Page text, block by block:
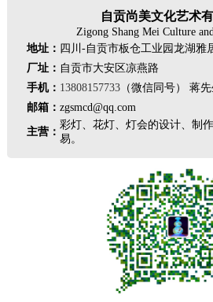
自贡尚美文化艺术
Zigong Shang Mei Culture
地址： 四川-自贡市板仓工业园龙湖雅
厂址： 自贡市大安区凉燕路
手机： 13808157733（微信同号） 蒋先
邮箱： zgsmcd@qq.com
主营：
彩灯、花灯、灯会的设计、制
易。